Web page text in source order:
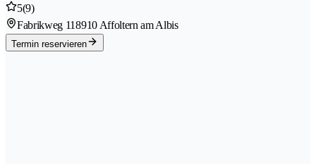
5(9)
Fabrikweg 118910 Affoltern am Albis
Termin reservieren